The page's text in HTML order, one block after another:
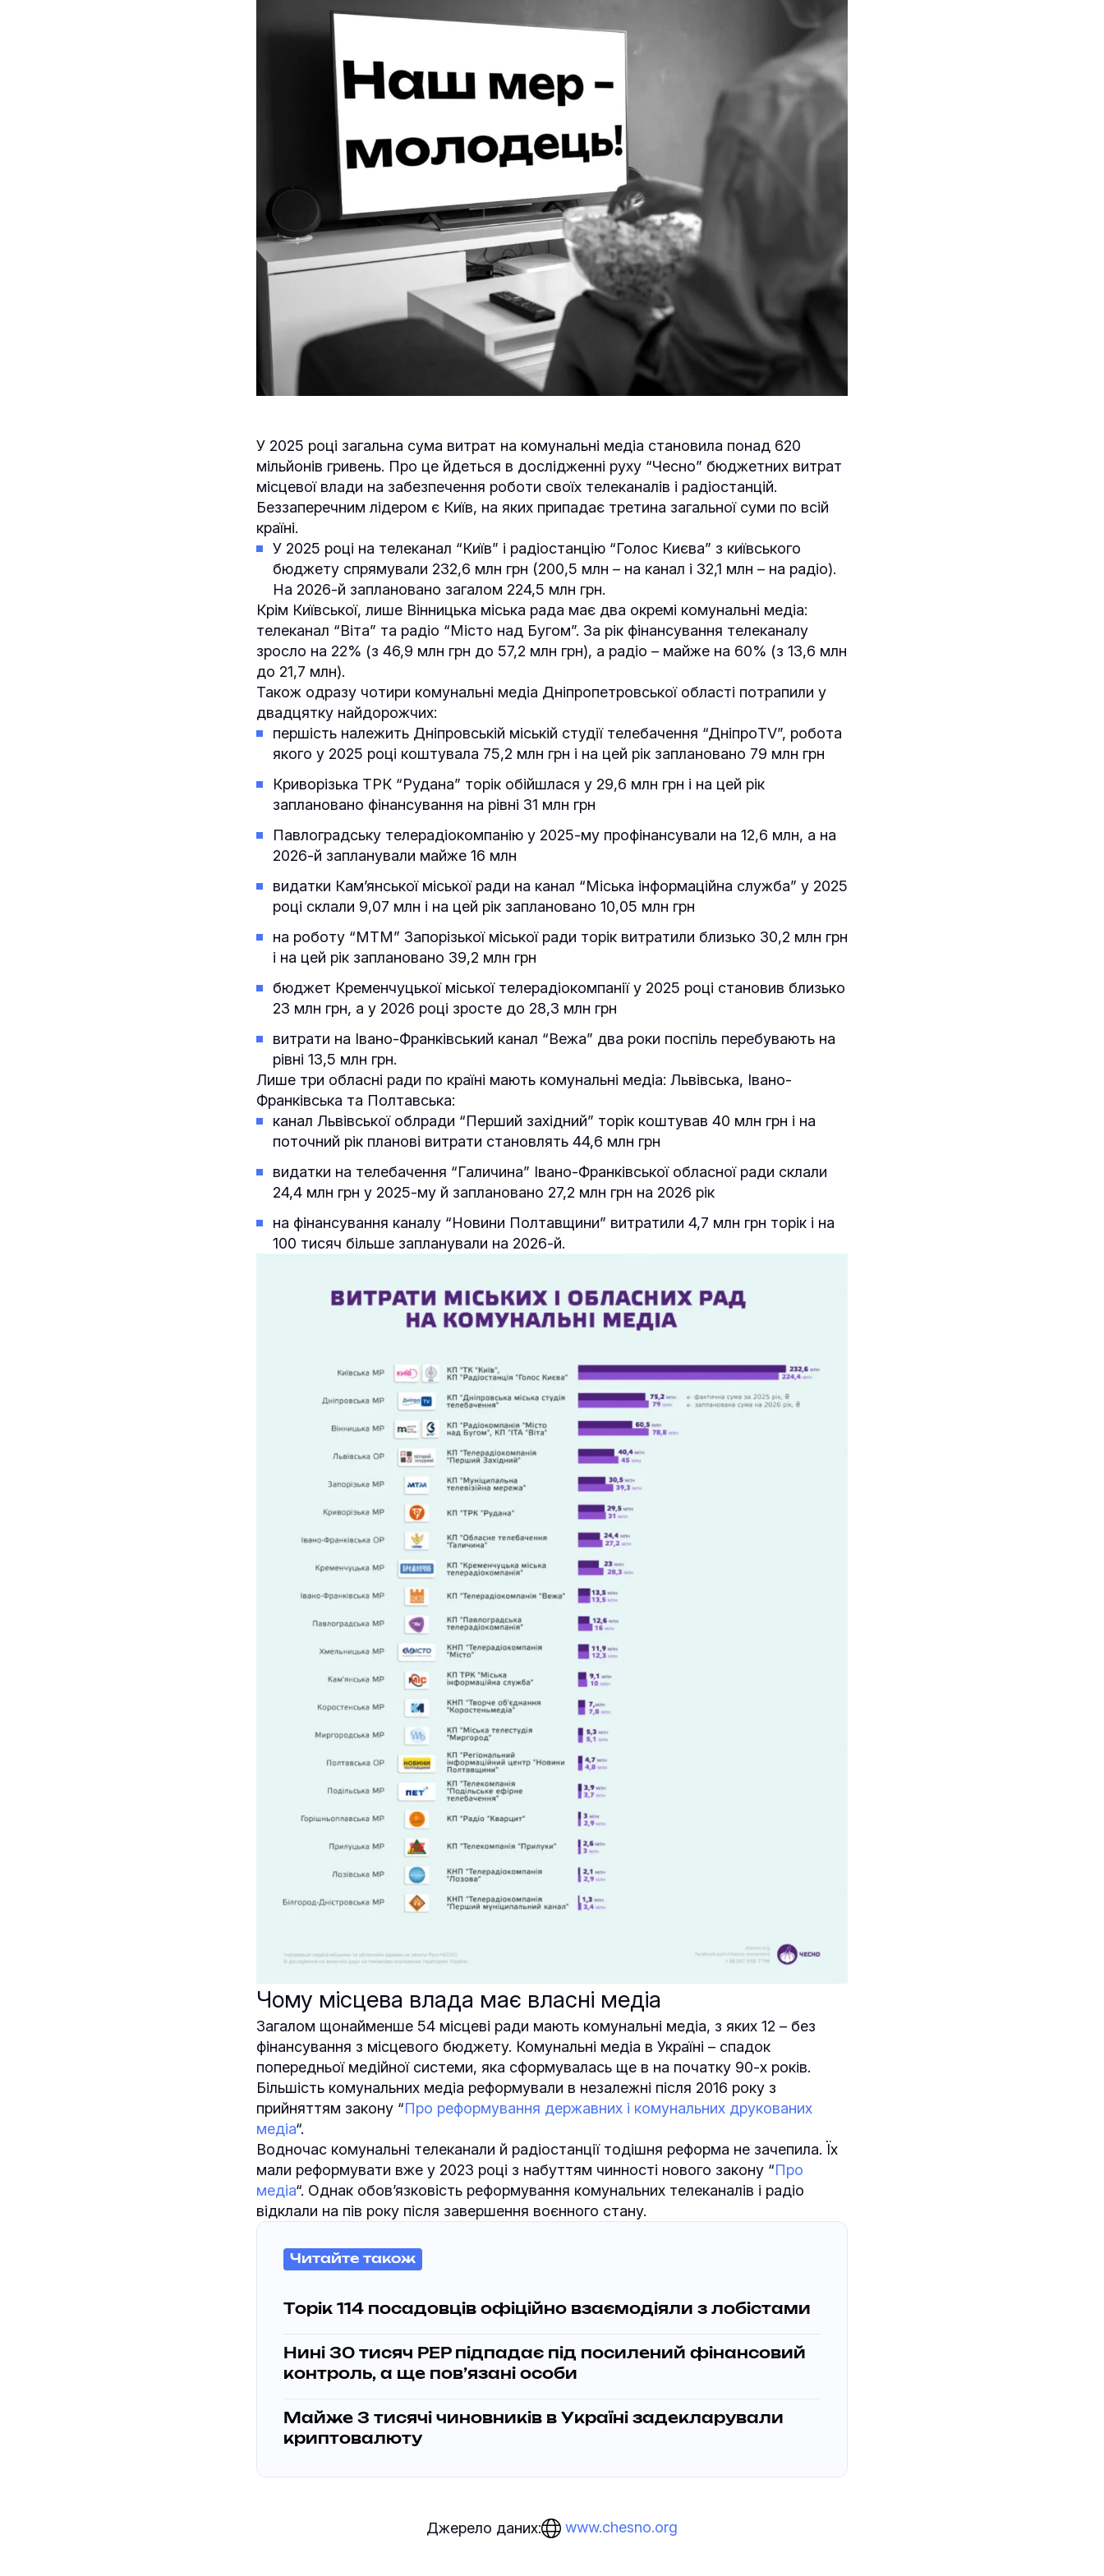
У 2025 році загальна сума витрат на комунальні медіа становила понад 620
мільйонів гривень. Про це йдеться в дослідженні руху “Чесно” бюджетних витрат
місцевої влади на забезпечення роботи своїх телеканалів і радіостанцій.
Беззаперечним лідером є Київ, на яких припадає третина загальної суми по всій
країні.
У 2025 році на телеканал “Київ” і радіостанцію “Голос Києва” з київського
бюджету спрямували 232,6 млн грн (200,5 млн – на канал і 32,1 млн – на радіо).
На 2026-й заплановано загалом 224,5 млн грн.
Крім Київської, лише Вінницька міська рада має два окремі комунальні медіа:
телеканал “Віта” та радіо “Місто над Бугом”. За рік фінансування телеканалу
зросло на 22% (з 46,9 млн грн до 57,2 млн грн), а радіо – майже на 60% (з 13,6 млн
до 21,7 млн).
Також одразу чотири комунальні медіа Дніпропетровської області потрапили у
двадцятку найдорожчих:
першість належить Дніпровській міській студії телебачення “ДніпроTV”, робота
якого у 2025 році коштувала 75,2 млн грн і на цей рік заплановано 79 млн грн
Криворізька ТРК “Рудана” торік обійшлася у 29,6 млн грн і на цей рік
заплановано фінансування на рівні 31 млн грн
Павлоградську телерадіокомпанію у 2025-му профінансували на 12,6 млн, а на
2026-й запланували майже 16 млн
видатки Кам’янської міської ради на канал “Міська інформаційна служба” у 2025
році склали 9,07 млн і на цей рік заплановано 10,05 млн грн
на роботу “МТМ” Запорізької міської ради торік витратили близько 30,2 млн грн
і на цей рік заплановано 39,2 млн грн
бюджет Кременчуцької міської телерадіокомпанії у 2025 році становив близько
23 млн грн, а у 2026 році зросте до 28,3 млн грн
витрати на Івано-Франківський канал “Вежа” два роки поспіль перебувають на
рівні 13,5 млн грн.
Лише три обласні ради по країні мають комунальні медіа: Львівська, Івано-
Франківська та Полтавська:
канал Львівської облради “Перший західний” торік коштував 40 млн грн і на
поточний рік планові витрати становлять 44,6 млн грн
видатки на телебачення “Галичина” Івано-Франківської обласної ради склали
24,4 млн грн у 2025-му й заплановано 27,2 млн грн на 2026 рік
на фінансування каналу “Новини Полтавщини” витратили 4,7 млн грн торік і на
100 тисяч більше запланували на 2026-й.
Чому місцева влада має власні медіа
Загалом щонайменше 54 місцеві ради мають комунальні медіа, з яких 12 – без
фінансування з місцевого бюджету. Комунальні медіа в Україні – спадок
попередньої медійної системи, яка сформувалась ще в на початку 90-х років.
Більшість комунальних медіа реформували в незалежні після 2016 року з
прийняттям закону “Про реформування державних і комунальних друкованих
медіа“.
Водночас комунальні телеканали й радіостанції тодішня реформа не зачепила. Їх
мали реформувати вже у 2023 році з набуттям чинності нового закону “Про
медіа“. Однак обов’язковість реформування комунальних телеканалів і радіо
відклали на пів року після завершення воєнного стану.
Читайте також
Торік 114 посадовців офіційно взаємодіяли з лобістами
Нині 30 тисяч PEP підпадає під посилений фінансовий
контроль, а ще пов’язані особи
Майже 3 тисячі чиновників в Україні задекларували
криптовалюту
Джерело даних: www.chesno.org